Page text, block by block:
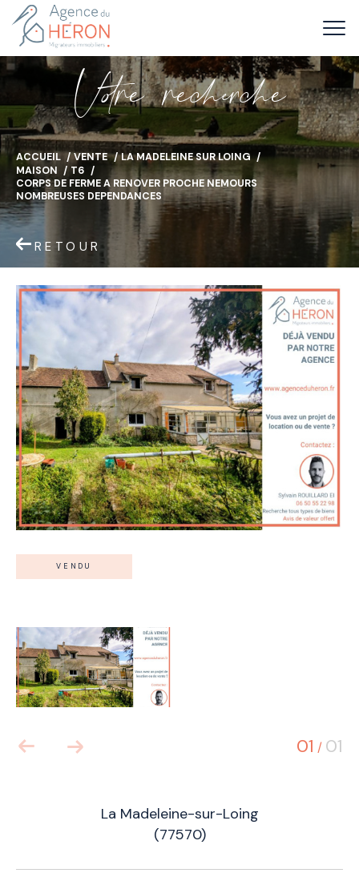
Vore recece
ACCUEIL VENTE
LA MADELEINE SUR LOING
MAISON
T6
CORPS DE FERME A RENOVER PROCHE NEMOURS
NOMBREUSES DEPENDANCES
RETOUR
VENDU
01 / 01
La Madeleine-sur-Loing
(77570)